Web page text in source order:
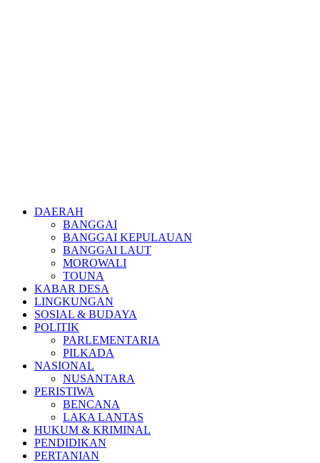
DAERAH
BANGGAI
BANGGAI KEPULAUAN
BANGGAI LAUT
MOROWALI
TOUNA
KABAR DESA
LINGKUNGAN
SOSIAL & BUDAYA
POLITIK
PARLEMENTARIA
PILKADA
NASIONAL
NUSANTARA
PERISTIWA
BENCANA
LAKA LANTAS
HUKUM & KRIMINAL
PENDIDIKAN
PERTANIAN